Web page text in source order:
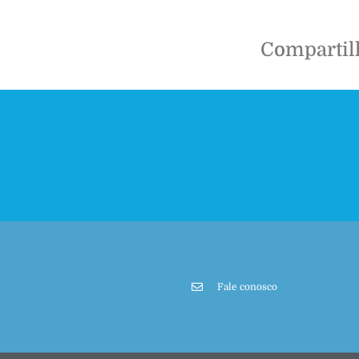
Fale conosco